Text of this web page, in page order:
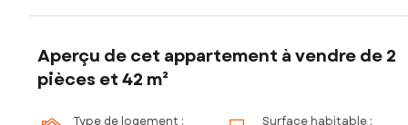
Aperçu de cet appartement à vendre de 2
pièces et 42 m²
Type de logement :
Surface habitable :